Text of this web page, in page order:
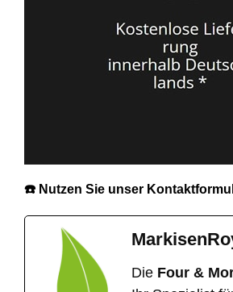
☎️ Nutzen Sie unser
Die Four &